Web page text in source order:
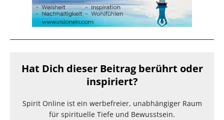
Hat Dich dieser Beitrag berührt oder
inspiriert?
Spirit Online ist ein werbefreier, unabhängiger Raum
für spirituelle Tiefe und Bewusstsein.